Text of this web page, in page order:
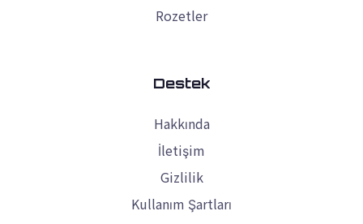
Rozetler
Destek
Hakkında
İletişim
Gizlilik
Kullanım Şartları